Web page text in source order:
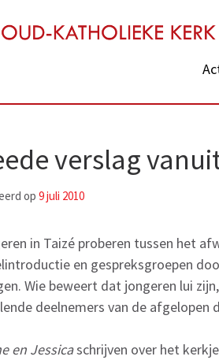
Katholieke
verslag
op 9 juli 2010
in Taizé proberen tussen het
en gespreksgroepen
Wie beweert dat jongeren lui
deelnemers van de afgelopen
en Jessicaschrijven over het